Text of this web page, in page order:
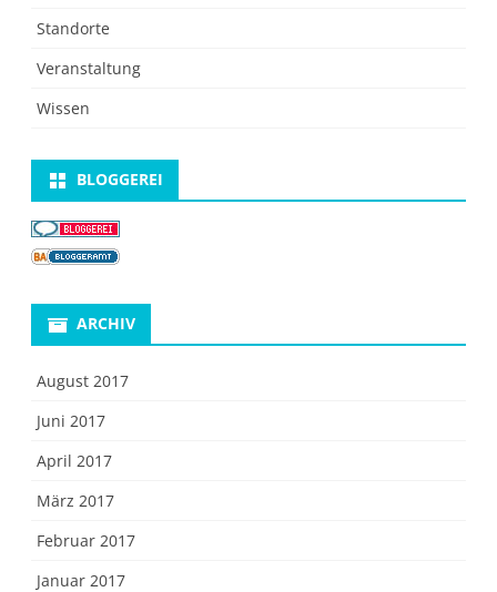
Standorte
Veranstaltung
Wissen
BLOGGEREI
ARCHIV
August 2017
Juni 2017
April 2017
März 2017
Februar 2017
Januar 2017